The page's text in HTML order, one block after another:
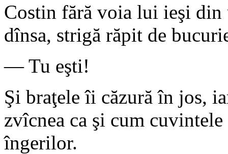
Costin fără voia lui ieşi
dînsa, strigă răpit de
— Tu eşti!
Şi braţele îi căzură în jos,
zvîcnea ca şi cum
îngerilor.